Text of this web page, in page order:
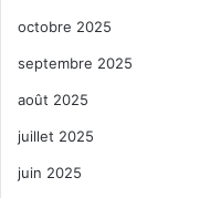
octobre 2025
septembre 2025
août 2025
juillet 2025
juin 2025